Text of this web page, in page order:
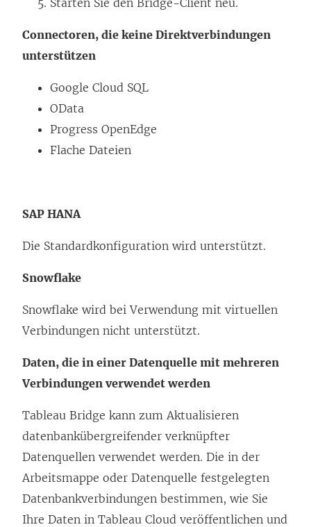
ö
Connectoren, die keine Direktverbindungen
unterstützen
Google Cloud SQL
OData
Progress OpenEdge
Flache Dateien
SAP HANA
Die Standardkonfiguration wird unterstützt.
Snowflake
Snowflake wird bei Verwendung mit virtuellen
Verbindungen nicht unterstützt.
Daten, die in einer Datenquelle mit mehreren
Verbindungen verwendet werden
Tableau Bridge kann zum Aktualisieren
datenbankübergreifender verknüpfter
Datenquellen verwendet werden. Die in der
Arbeitsmappe oder Datenquelle festgelegten
Datenbankverbindungen bestimmen, wie Sie
Ihre Daten in Tableau Cloud veröffentlichen und